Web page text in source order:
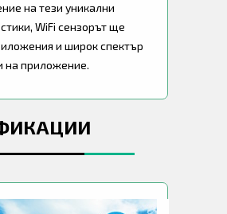
на тези уникални
WiFi сензорът ще
и широк спектър
на приложение.